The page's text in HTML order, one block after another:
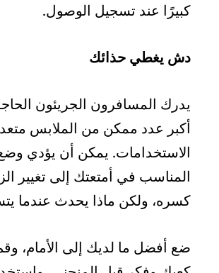
كبيرًا عند تسجيل الوصول.
دش يغطي حذائك
يدرك المسافرون الجريئون
أكبر عدد ممكن من الملابس
الاستخدامات. يمكن أن يؤدي
المناسب في أمتعتك إلى تغيير
كسره، ولكن ماذا يحدث عندما
ضع أفضل ما لديك إلى الأمام،